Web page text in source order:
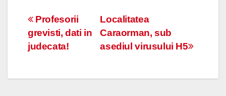
Navigare
în
Localitatea
Caraorman, sub
asediul virusului H5
Profesorii
grevisti, dati in
judecata!